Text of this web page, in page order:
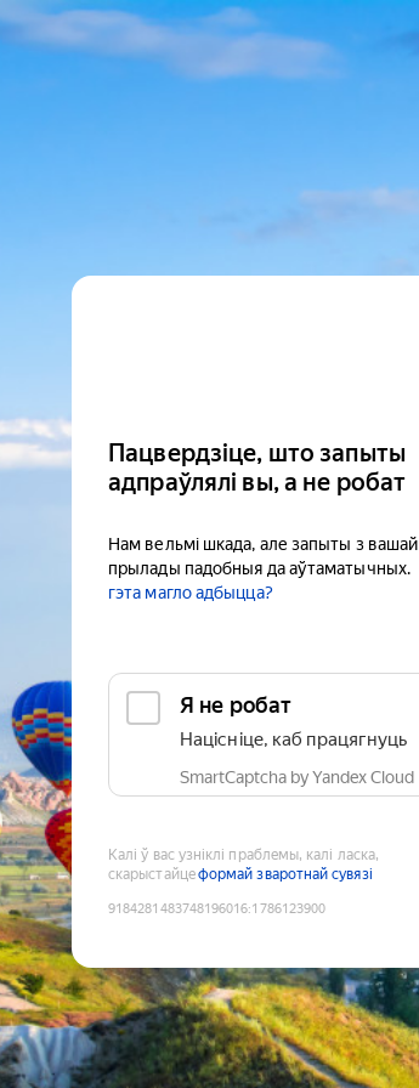
Пацвердзіце, што запыты
адпраўлялі вы, а не робат
Нам вельмі шкада, але запыты з вашай
прылады падобныя да аўтаматычных.
гэта магло адбыцца?
Я не робат
Націсніце, каб працягнуць
SmartCaptcha by Yandex Cloud
Калі ў вас узніклі праблемы, калі ласка,
скарыстайцеформай зваротнай сувязі
9184281483748196016:1786123900